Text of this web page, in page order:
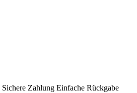
Sichere Zahlung Einfache Rückgabe